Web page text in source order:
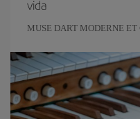
vida
MUSE DART MODERNE